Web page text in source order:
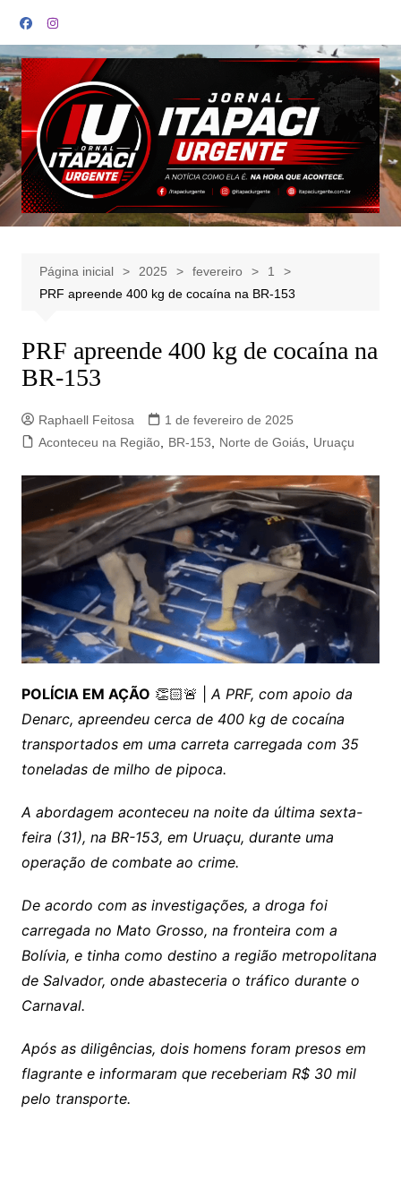
para
o
conteúdo
Página inicial 2025 fevereiro
1
PRF apreende 400 kg de cocaína na BR-153
PRF apreende 400 kg de cocaína na
BR-153
Raphaell Feitosa
1 de fevereiro de 2025
Aconteceu na Região, BR-153, Norte de Goiás, Uruaçu
POLÍCIA EM AÇÃO 👏🏻🚨 | A PRF, com apoio da
Denarc, apreendeu cerca de 400 kg de cocaína
transportados em uma carreta carregada com 35
toneladas de milho de pipoca.
A abordagem aconteceu na noite da última sexta-
feira (31), na BR-153, em Uruaçu, durante uma
operação de combate ao crime.
De acordo com as investigações, a droga foi
carregada no Mato Grosso, na fronteira com a
Bolívia, e tinha como destino a região metropolitana
de Salvador, onde abasteceria o tráfico durante o
Carnaval.
Após as diligências, dois homens foram presos em
flagrante e informaram que receberiam R$ 30 mil
pelo transporte.